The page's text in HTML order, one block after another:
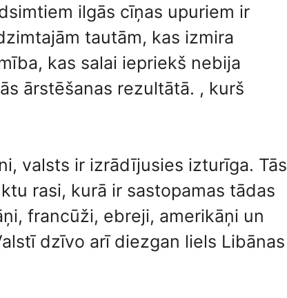
ilgās cīņas upuriem ir
tautām, kas izmira
kas salai iepriekš nebija
ārstēšanas rezultātā. , kurš
valsts ir izrādījusies izturīga. Tās
rasi, kurā ir sastopamas tādas
francūži, ebreji, amerikāņi un
dzīvo arī diezgan liels Libānas